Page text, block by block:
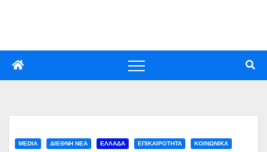
MEDIA ΔΙΕΘΝΗ ΝΕΑ ΕΛΛΑΔΑ ΕΠΙΚΑΙΡΟΤΗΤΑ ΚΟΙΝΩΝΙΚΑ